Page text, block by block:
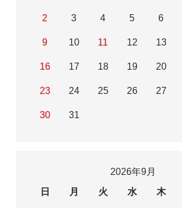
2 3 4 5 6
9 10 11 12 13
16 17 18 19 20
23 24 25 26 27
30 31
2026年9月
日
月 火 水 木